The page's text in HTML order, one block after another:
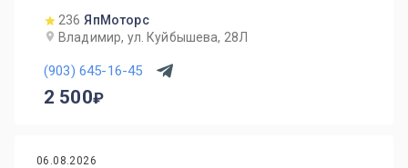
236 ЯпМоторс
Владимир, ул. Куйбышева, 28Л
(903) 645-16-45
2 500
06.08.2026